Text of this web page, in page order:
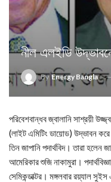
নীল এলইডি উদ্ভাবনে
ByEnergy Bangla
পরিবেশবান্ধব জ্বালানি সাশ্রয়ী
(লাইট এমিটিং ডায়োড) উদ্ভাবন
তিন জাপানি পদার্থবিদ। তারা
আমেরিকার শুজি নাকামুরা।
সেমিকন্ডাক্টর। মঙ্গলবার রয়্যাল